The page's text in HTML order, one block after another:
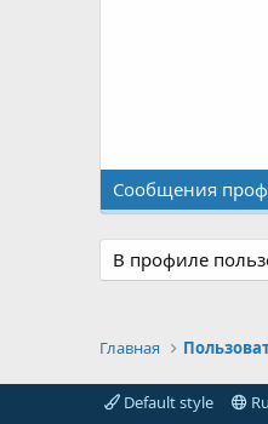
Сообщения
В профиле
Главная
Default style